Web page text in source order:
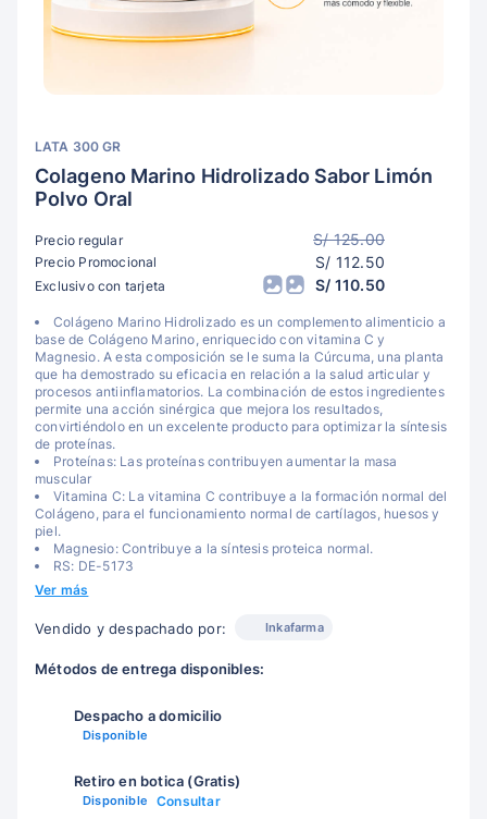
LATA 300 GR
Colageno Marino Hidrolizado Sabor Limón
Polvo Oral
Precio regular S/ 125.00
Precio Promocional S/ 112.50
Exclusivo con tarjeta S/ 110.50
Colágeno Marino Hidrolizado es un complemento alimenticio a
base de Colágeno Marino, enriquecido con vitamina C y
Magnesio. A esta composición se le suma la Cúrcuma, una planta
que ha demostrado su eficacia en relación a la salud articular y
procesos antiinflamatorios. La combinación de estos ingredientes
permite una acción sinérgica que mejora los resultados,
convirtiéndolo en un excelente producto para optimizar la síntesis
de proteínas.
Proteínas: Las proteínas contribuyen aumentar la masa
muscular
Vitamina C: La vitamina C contribuye a la formación normal del
Colágeno, para el funcionamiento normal de cartílagos, huesos y
piel.
Magnesio: Contribuye a la síntesis proteica normal.
RS: DE-5173
Ver más
Vendido y despachado por: Inkafarma
Métodos de entrega disponibles:
Despacho a domicilio
Disponible
Retiro en botica (Gratis)
Disponible Consultar